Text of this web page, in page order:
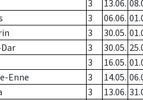
3 13.06.
3 06.06.
3 30.05.
3 30.05.
3 16.05.
Enne 3 14.05.
3 13.06.